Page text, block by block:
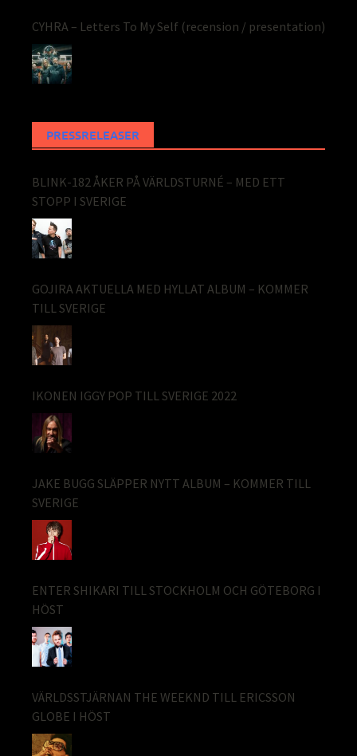
CYHRA – Letters To My Self (recension / presentation)
PRESSRELEASER
BLINK-182 ÅKER PÅ VÄRLDSTURNÉ – MED ETT
STOPP I SVERIGE
GOJIRA AKTUELLA MED HYLLAT ALBUM – KOMMER
TILL SVERIGE
IKONEN IGGY POP TILL SVERIGE 2022
JAKE BUGG SLÄPPER NYTT ALBUM – KOMMER TILL
SVERIGE
ENTER SHIKARI TILL STOCKHOLM OCH GÖTEBORG I
HÖST
VÄRLDSSTJÄRNAN THE WEEKND TILL ERICSSON
GLOBE I HÖST